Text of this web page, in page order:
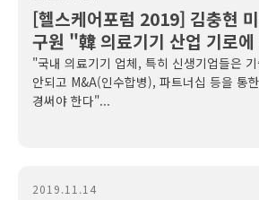
[헬스케어포럼 2019] 김충현
구원 "韓 의료기기 산업 기로
"국내 의료기기 업체, 특히 신생기업들은
안되고 M&A(인수합병), 파트너십 등을 통
경써야 한다"...
2019.11.14